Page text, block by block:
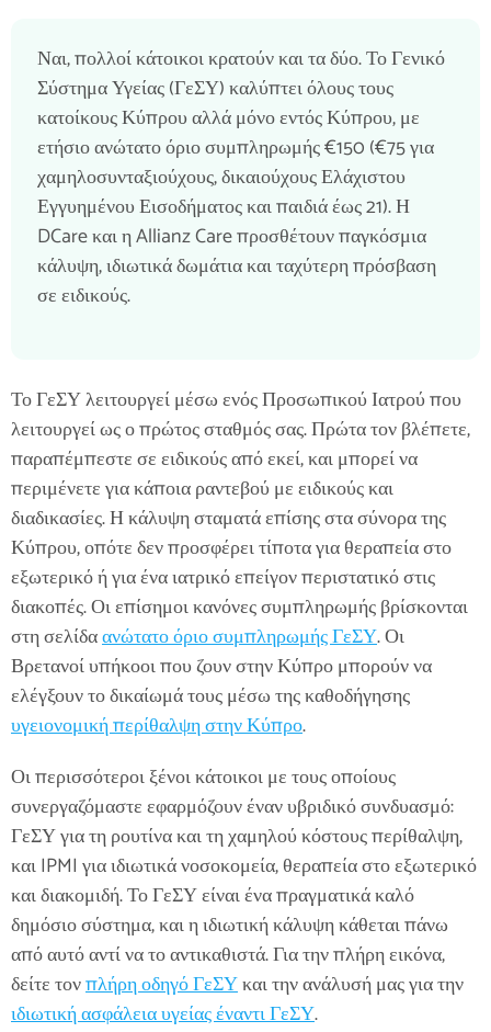
Ναι, πολλοί κάτοικοι κρατούν και τα δύο. Το Γενικό
Σύστημα Υγείας (ΓεΣΥ) καλύπτει όλους τους
κατοίκους Κύπρου αλλά μόνο εντός Κύπρου, με
ετήσιο ανώτατο όριο συμπληρωμής €150 (€75 για
χαμηλοσυνταξιούχους, δικαιούχους Ελάχιστου
Εγγυημένου Εισοδήματος και παιδιά έως 21). Η
DCare και η Allianz Care προσθέτουν παγκόσμια
κάλυψη, ιδιωτικά δωμάτια και ταχύτερη πρόσβαση
σε ειδικούς.
Το ΓεΣΥ λειτουργεί μέσω ενός Προσωπικού Ιατρού που
λειτουργεί ως ο πρώτος σταθμός σας. Πρώτα τον βλέπετε,
παραπέμπεστε σε ειδικούς από εκεί, και μπορεί να
περιμένετε για κάποια ραντεβού με ειδικούς και
διαδικασίες. Η κάλυψη σταματά επίσης στα σύνορα της
Κύπρου, οπότε δεν προσφέρει τίποτα για θεραπεία στο
εξωτερικό ή για ένα ιατρικό επείγον περιστατικό στις
διακοπές. Οι επίσημοι κανόνες συμπληρωμής βρίσκονται
στη σελίδαανώτατο όριο συμπληρωμής ΓεΣΥ. Οι
Βρετανοί υπήκοοι που ζουν στην Κύπρο μπορούν να
ελέγξουν το δικαίωμά τους μέσω της καθοδήγησης
υγειονομική περίθαλψη στην Κύπρο.
Οι περισσότεροι ξένοι κάτοικοι με τους οποίους
συνεργαζόμαστε εφαρμόζουν έναν υβριδικό συνδυασμό:
ΓεΣΥ για τη ρουτίνα και τη χαμηλού κόστους περίθαλψη,
και IPMI για ιδιωτικά νοσοκομεία, θεραπεία στο εξωτερικό
και διακομιδή. Το ΓεΣΥ είναι ένα πραγματικά καλό
δημόσιο σύστημα, και η ιδιωτική κάλυψη κάθεται πάνω
από αυτό αντί να το αντικαθιστά. Για την πλήρη εικόνα,
δείτε τονπλήρη οδηγό ΓεΣΥκαι την ανάλυσή μας για την
ιδιωτική ασφάλεια υγείας έναντι ΓεΣΥ.